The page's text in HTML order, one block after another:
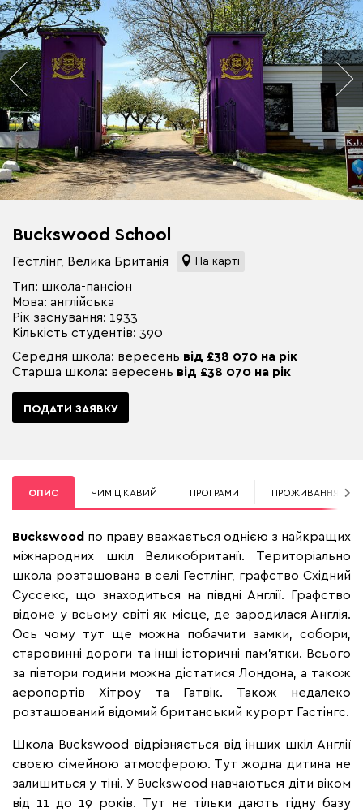
Buckswood School
Гестлінг, Велика Британія На карті
Тип: школа-пансіон
Мова: англійська
Рік заснування: 1933
Кількість студентів: 390
Середня школа: вересень від £38 070 на рік
Старша школа: вересень від £38 070 на рік
ПОДАТИ ЗАЯВКУ
ОПИС ЧИМ ЦІКАВИЙ ПРОГРАМИ ПРОЖИВАННЯ
Buckswood по праву вважається однією з найкращих
міжнародних шкіл Великобританії. Територіально
школа розташована в селі Гестлінг, графство Східний
Суссекс, що знаходиться на півдні Англії. Графство
відоме у всьому світі як місце, де зародилася Англія.
Ось чому тут ще можна побачити замки, собори,
старовинні дороги та інші історичні пам'ятки. Всього
за півтори години можна дістатися Лондона, а також
аеропортів Хітроу та Гатвік. Також недалеко
розташований відомий британський курорт Гастінгс.
Школа Buckswood відрізняється від інших шкіл Англії
своєю сімейною атмосферою. Тут жодна дитина не
залишиться у тіні. У Buckswood навчаються діти віком
від 11 до 19 років. Тут не тільки дають гідну базу